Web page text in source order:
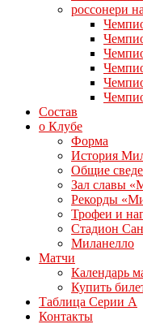
россонери
Состав
о Клубе
Форма
История
Общие
Зал славы
Рекорды
Трофеи и
Стадион
Миланелло
Матчи
Календарь
Купить
Таблица Серии А
Контакты